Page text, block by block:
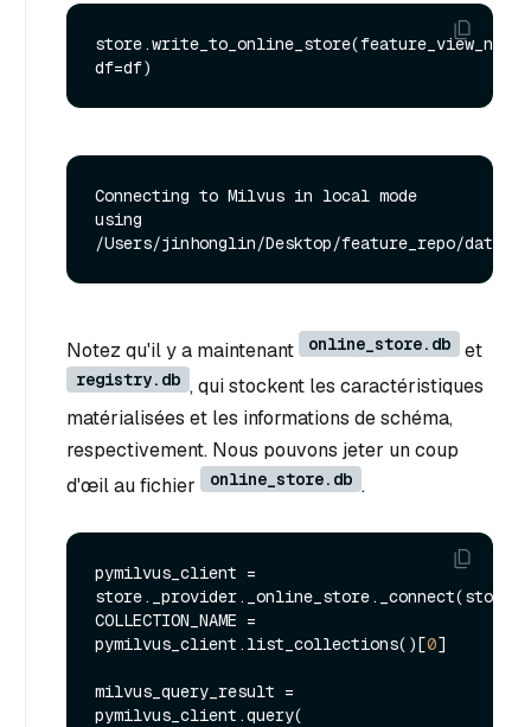
store.write_to_online_store(feature_view_name=
Connecting to Milvus in local mode
using
Notez qu'il y a maintenant online_store.db et
registry.db , qui stockent les caractéristiques
matérialisées et les informations de schéma,
respectivement. Nous pouvons jeter un coup
d'œil au fichier
online_store.db .
pymilvus_client =
COLLECTION_NAME =
pymilvus_client.list_collections()[0]
milvus_query_result =
pymilvus_client.query(